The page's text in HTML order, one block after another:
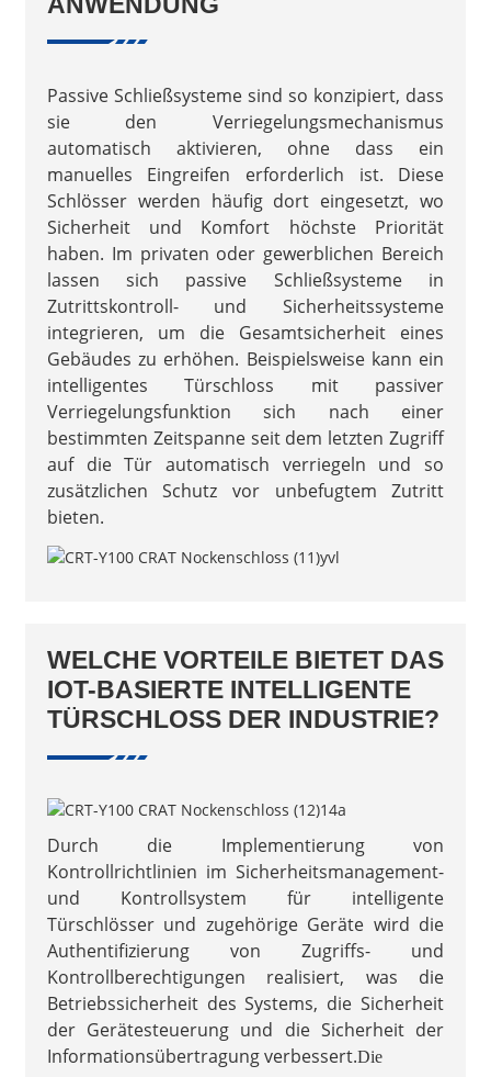
Passive Schließsysteme sind so konzipiert, dass
sie den Verriegelungsmechanismus
automatisch aktivieren, ohne dass ein
manuelles Eingreifen erforderlich ist. Diese
Schlösser werden häufig dort eingesetzt, wo
Sicherheit und Komfort höchste Priorität
haben. Im privaten oder gewerblichen Bereich
lassen sich passive Schließsysteme in
Zutrittskontroll- und Sicherheitssysteme
integrieren, um die Gesamtsicherheit eines
Gebäudes zu erhöhen. Beispielsweise kann ein
intelligentes Türschloss mit passiver
Verriegelungsfunktion sich nach einer
bestimmten Zeitspanne seit dem letzten Zugriff
auf die Tür automatisch verriegeln und so
zusätzlichen Schutz vor unbefugtem Zutritt
bieten.
WELCHE VORTEILE BIETET DAS
IOT-BASIERTE INTELLIGENTE
TÜRSCHLOSS DER INDUSTRIE?
Durch die Implementierung von
Kontrollrichtlinien im Sicherheitsmanagement-
und Kontrollsystem für intelligente
Türschlösser und zugehörige Geräte wird die
Authentifizierung von Zugriffs- und
Kontrollberechtigungen realisiert, was die
Betriebssicherheit des Systems, die Sicherheit
der Gerätesteuerung und die Sicherheit der
Informationsübertragung verbessert.Die